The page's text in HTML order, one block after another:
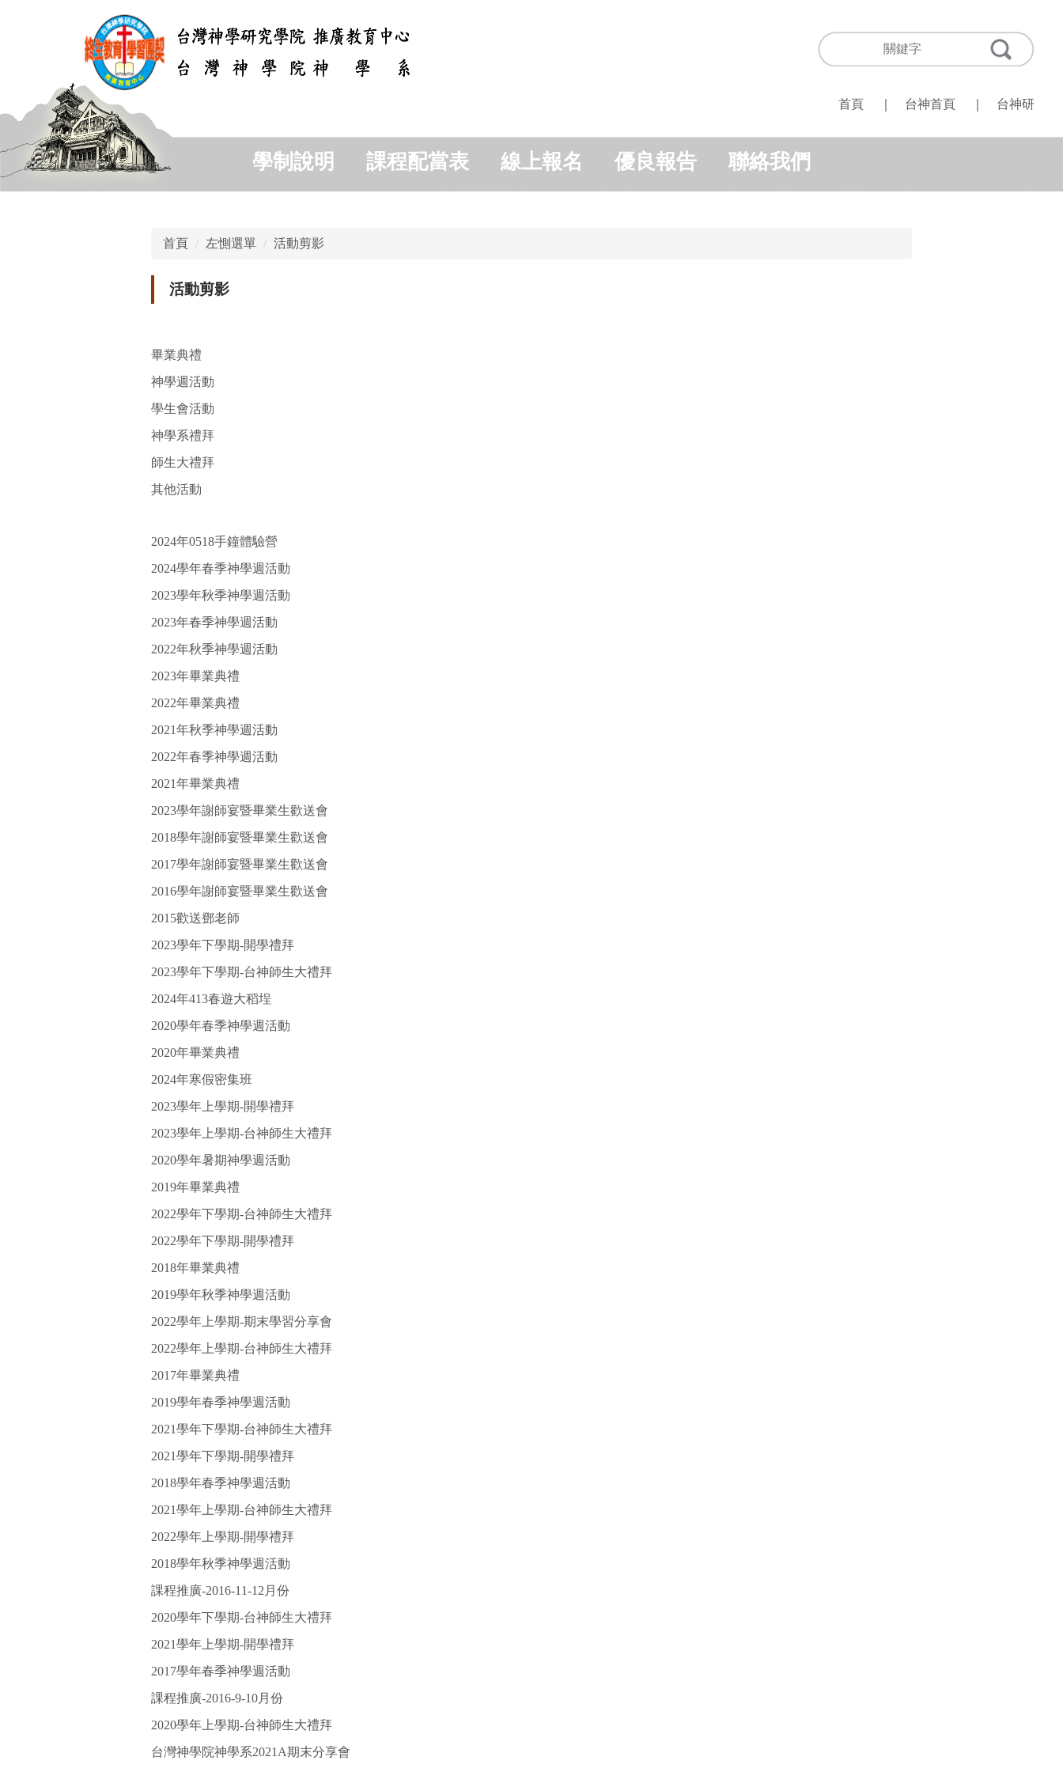
首頁 台神首頁 台神研
學制說明 課程配當表 線上報名 優良報告 聯絡我們
首頁 左惻選單 活動剪影
活動剪影
畢業典禮
神學週活動
學生會活動
神學系禮拜
師生大禮拜
其他活動
2024年0518手鐘體驗營
2024學年春季神學週活動
2023學年秋季神學週活動
2023年春季神學週活動
2022年秋季神學週活動
2023年畢業典禮
2022年畢業典禮
2021年秋季神學週活動
2022年春季神學週活動
2021年畢業典禮
2023學年謝師宴暨畢業生歡送會
2018學年謝師宴暨畢業生歡送會
2017學年謝師宴暨畢業生歡送會
2016學年謝師宴暨畢業生歡送會
2015歡送鄧老師
2023學年下學期-開學禮拜
2023學年下學期-台神師生大禮拜
2024年413春遊大稻埕
2020學年春季神學週活動
2020年畢業典禮
2024年寒假密集班
2023學年上學期-開學禮拜
2023學年上學期-台神師生大禮拜
2020學年暑期神學週活動
2019年畢業典禮
2022學年下學期-台神師生大禮拜
2022學年下學期-開學禮拜
2018年畢業典禮
2019學年秋季神學週活動
2022學年上學期-期末學習分享會
2022學年上學期-台神師生大禮拜
2017年畢業典禮
2019學年春季神學週活動
2021學年下學期-台神師生大禮拜
2021學年下學期-開學禮拜
2018學年春季神學週活動
2021學年上學期-台神師生大禮拜
2022學年上學期-開學禮拜
2018學年秋季神學週活動
課程推廣-2016-11-12月份
2020學年下學期-台神師生大禮拜
2021學年上學期-開學禮拜
2017學年春季神學週活動
課程推廣-2016-9-10月份
2020學年上學期-台神師生大禮拜
台灣神學院神學系2021A期末分享會